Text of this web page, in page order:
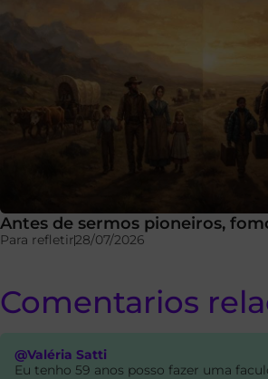
Antes de sermos pioneiros,
Para refletir28/07/2026
Comentarios
@Valéria Satti
Eu tenho 59 anos posso fazer uma